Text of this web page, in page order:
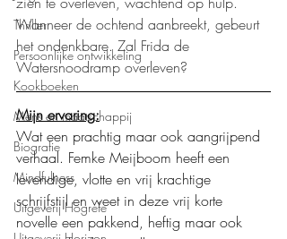
Thriller
Persoonlijke ontwikkeling
Kookboeken
Mens en maatschappij
Biografie
Mindfulness
Uitgeverij Hogrefe
Wanneer de ochtend aanbreekt, gebeurt
het ondenkbare. Zal Frida de
Watersnoodramp overleven?
Mijn ervaring:
Wat een prachtig maar ook aangrijpend
verhaal. Femke Meijboom heeft een
levendige, vlotte en vrij krachtige
schrijfstijl en weet in deze vrij korte
novelle een pakkend, heftig maar ook